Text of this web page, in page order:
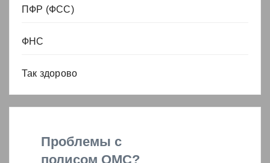
ПФР (ФСС)
ФНС
Так здорово
Проблемы с
полисом ОМС?